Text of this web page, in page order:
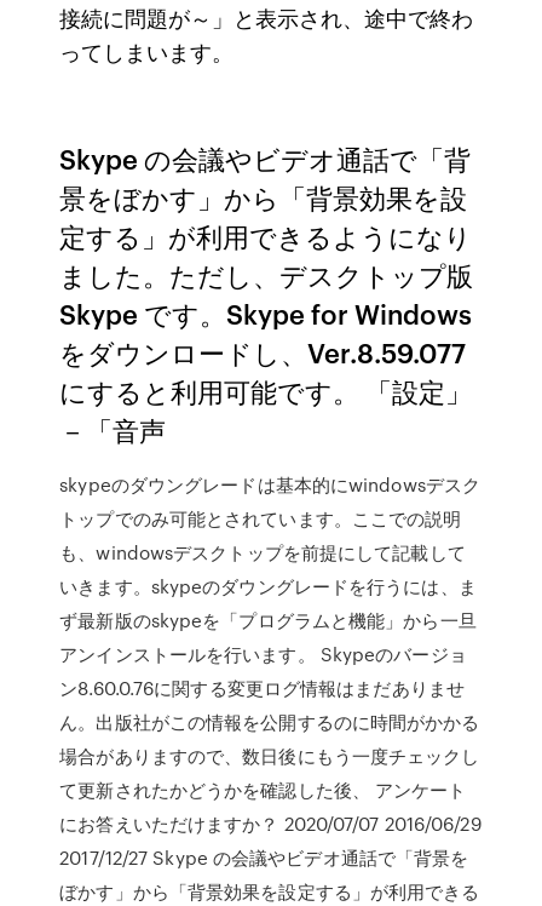
接続に問題が～」と表示され、途中で終わ
ってしまいます。
Skype の会議やビデオ通話で「背
景をぼかす」から「背景効果を設
定する」が利用できるようになり
ました。ただし、デスクトップ版
Skype です。Skype for Windows
をダウンロードし、Ver.8.59.077
にすると利用可能です。 「設定」
－「音声
skypeのダウングレードは基本的にwindowsデスク
トップでのみ可能とされています。ここでの説明
も、windowsデスクトップを前提にして記載して
いきます。skypeのダウングレードを行うには、ま
ず最新版のskypeを「プログラムと機能」から一旦
アンインストールを行います。 Skypeのバージョ
ン8.60.0.76に関する変更ログ情報はまだありませ
ん。出版社がこの情報を公開するのに時間がかかる
場合がありますので、数日後にもう一度チェックし
て更新されたかどうかを確認した後、 アンケート
にお答えいただけますか？ 2020/07/07 2016/06/29
2017/12/27 Skype の会議やビデオ通話で「背景を
ぼかす」から「背景効果を設定する」が利用できる